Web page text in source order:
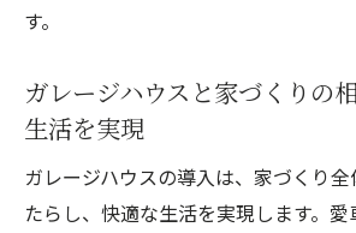
す。
ガレージハウスと家づくりの
生活を実現
ガレージハウスの導入は、家づくり
たらし、快適な生活を実現します。